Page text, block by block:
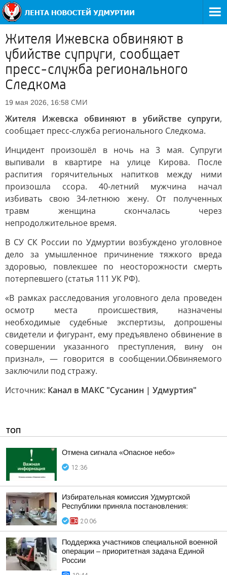
Жителя Ижевска обвиняют в
убийстве супруги, сообщает
пресс-служба регионального
Следкома
19 мая 2026, 16:58 СМИ
Жителя Ижевска обвиняют в убийстве супруги,
сообщает пресс-служба регионального Следкома.
Инцидент произошёл в ночь на 3 мая. Супруги
выпивали в квартире на улице Кирова. После
распития горячительных напитков между ними
произошла ссора. 40-летний мужчина начал
избивать свою 34-летнюю жену. От полученных
травм женщина скончалась через
непродолжительное время.
В СУ СК России по Удмуртии возбуждено уголовное
дело за умышленное причинение тяжкого вреда
здоровью, повлекшее по неосторожности смерть
потерпевшего (статья 111 УК РФ).
«В рамках расследования уголовного дела проведен
осмотр места происшествия, назначены
необходимые судебные экспертизы, допрошены
свидетели и фигурант, ему предъявлено обвинение в
совершении указанного преступления, вину он
признал», — говорится в сообщении.Обвиняемого
заключили под стражу.
Источник: Канал в МАКС "Сусанин | Удмуртия"
ТОП
Отмена сигнала «Опасное небо»
12:36
Избирательная комиссия Удмуртской
Республики приняла постановления:
20:06
Поддержка участников специальной военной
операции – приоритетная задача Единой
России